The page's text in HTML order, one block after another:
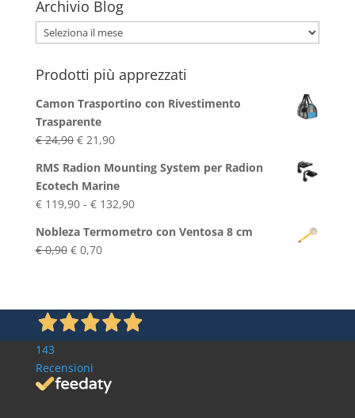
Archivio Blog
Archivio
Blog
Prodotti più apprezzati
Camon Trasportino con Rivestimento
Trasparente
€24,90 Il
originale
era:
€ 24,90.
€21,90Il
attuale
è:
€ 21,90.
RMS Radion Mounting System per Radion
Ecotech Marine
€119,90 - €132,90Fascia
prezzo:
€ 132,90
Nobleza Termometro con Ventosa 8 cm
€0,90 Il
€ 0,90.
€0,70Il
€ 0,70.
143
Recensioni